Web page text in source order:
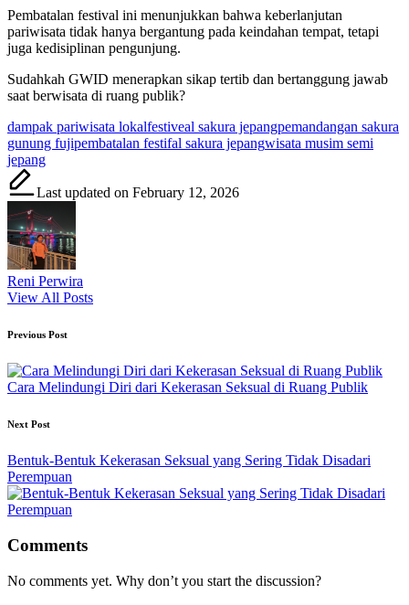
Pembatalan festival ini menunjukkan bahwa keberlanjutan
pariwisata tidak hanya bergantung pada keindahan tempat, tetapi
juga kedisiplinan pengunjung.
Sudahkah GWID menerapkan sikap tertib dan bertanggung jawab
saat berwisata di ruang publik?
Tags:
dampak pariwisata lokalfestiveal sakura jepangpemandangan sakura
gunung fujipembatalan festifal sakura jepangwisata musim semi
jepang
Last updated on February 12, 2026
Reni Perwira
View All Posts
Post
navigation
Previous Post
Cara Melindungi Diri dari Kekerasan Seksual di Ruang Publik
Next Post
Bentuk-Bentuk Kekerasan Seksual yang Sering Tidak Disadari
Perempuan
Comments
No comments yet. Why don’t you start the discussion?